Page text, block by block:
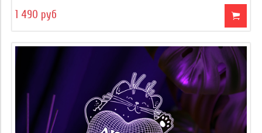
1 490 руб